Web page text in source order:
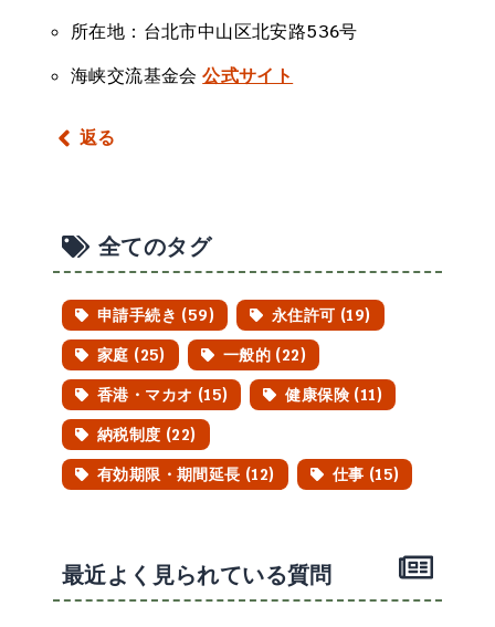
所在地：台北市中山区北安路536号
海峡交流基金会公式サイト
返る
全てのタグ
申請手続き (59)
永住許可 (19)
家庭 (25)
一般的 (22)
香港・マカオ (15)
健康保険 (11)
納税制度 (22)
有効期限・期間延長 (12)
仕事 (15)
最近よく見られている質問